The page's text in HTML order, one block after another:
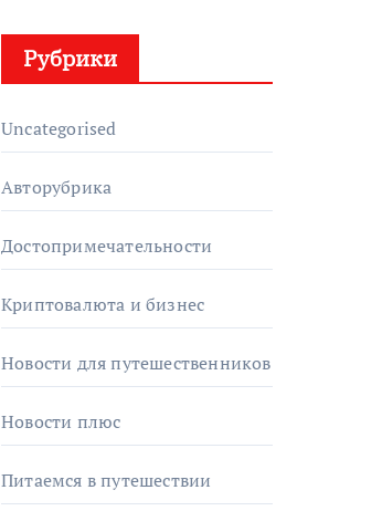
Рубрики
Uncategorised
Авторубрика
Достопримечательности
Криптовалюта и бизнес
Новости для путешественников
Новости плюс
Питаемся в путешествии